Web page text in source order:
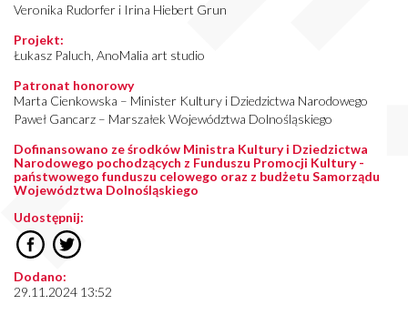
Veronika Rudorfer i Irina Hiebert Grun
Projekt:
Łukasz Paluch, AnoMalia art studio
Patronat honorowy
Marta Cienkowska – Minister Kultury i Dziedzictwa Narodowego
Paweł Gancarz – Marszałek Województwa Dolnośląskiego
Dofinansowano ze środków Ministra Kultury i Dziedzictwa
Narodowego pochodzących z Funduszu Promocji Kultury -
państwowego funduszu celowego oraz z budżetu Samorządu
Województwa Dolnośląskiego
Udostępnij:
Dodano:
29.11.2024 13:52